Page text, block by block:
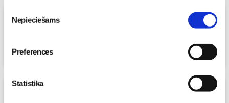
izvēle
Nepieciešams
Preferences
Statistika
Uz pozitīvas nots jeb bērns un mūzika
Rakstniecības un mūzikas muzeja